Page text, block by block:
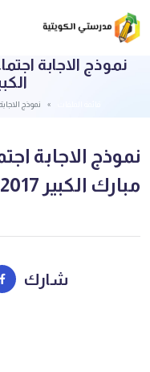
نموذج الاجابة
الكبير
نموذج
نموذج الاجابة
مبارك الكبير 2017-2018
شارك